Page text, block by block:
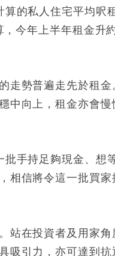
的私人住宅平均呎
今年上半年租金升
走勢普遍走先於租
中向上，租金亦會
手持足夠現金、想
相信將令這一批買
站在投資者及用家
吸引力，亦可達到